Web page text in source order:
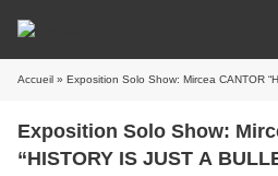
Accueil » Exposition Solo Show: Mircea CANTOR
Exposition Solo Show:
“HISTORY IS JUST A